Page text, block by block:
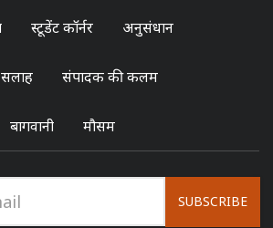
स्टूडेंट कॉर्नर अनुसंधान
संपादक की कलम
बागवानी मौसम
SUBSCRIBE